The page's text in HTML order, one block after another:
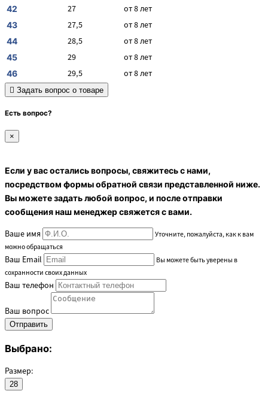
42 27 от 8 лет
43 27,5 от 8 лет
44 28,5 от 8 лет
45 29 от 8 лет
46 29,5 от 8 лет
Задать вопрос о товаре
Есть вопрос?
×
Если у вас остались вопросы, свяжитесь с нами,
посредством формы обратной связи представленной ниже.
Вы можете задать любой вопрос, и после отправки
сообщения наш менеджер свяжется с вами.
Ваше имя
Уточните, пожалуйста, как к вам
можно обращаться
Ваш Email
Вы можете быть уверены в
сохранности своих данных
Ваш телефон
Ваш вопрос
Выбрано:
Размер:
28